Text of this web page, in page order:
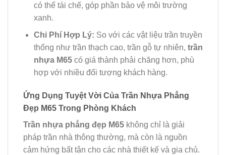
có thể tái chế, góp phần bảo vệ môi trường
xanh.
Chi Phí Hợp Lý: So với các vật liệu trần truyền
thống như trần thạch cao, trần gỗ tự nhiên, trần
nhựa M65có giá thành phải chăng hơn, phù
hợp với nhiều đối tượng khách hàng.
Ứng Dụng Tuyệt Vời Của Trần Nhựa Phẳng
Đẹp M65 Trong Phòng Khách
Trần nhựa phẳng đẹp M65 không chỉ là giải
pháp trần nhà thông thường, mà còn là nguồn
cảm hứng bất tận cho các nhà thiết kế và gia chủ.